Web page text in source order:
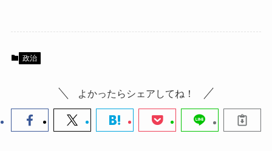
政治
よかったらシェアしてね！